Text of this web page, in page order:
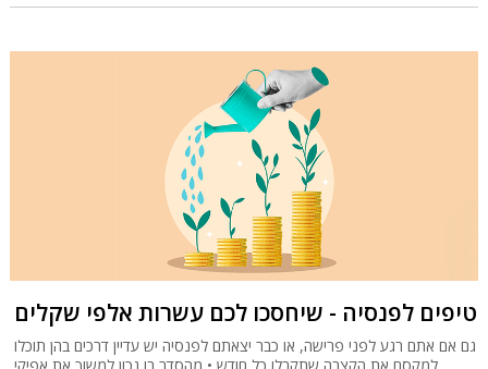
טיפים לפנסיה - שיחסכו לכם עשרות אלפי שקלים
גם אם אתם רגע לפני פרישה, או כבר יצאתם לפנסיה יש עדיין דרכים בהן תוכלו